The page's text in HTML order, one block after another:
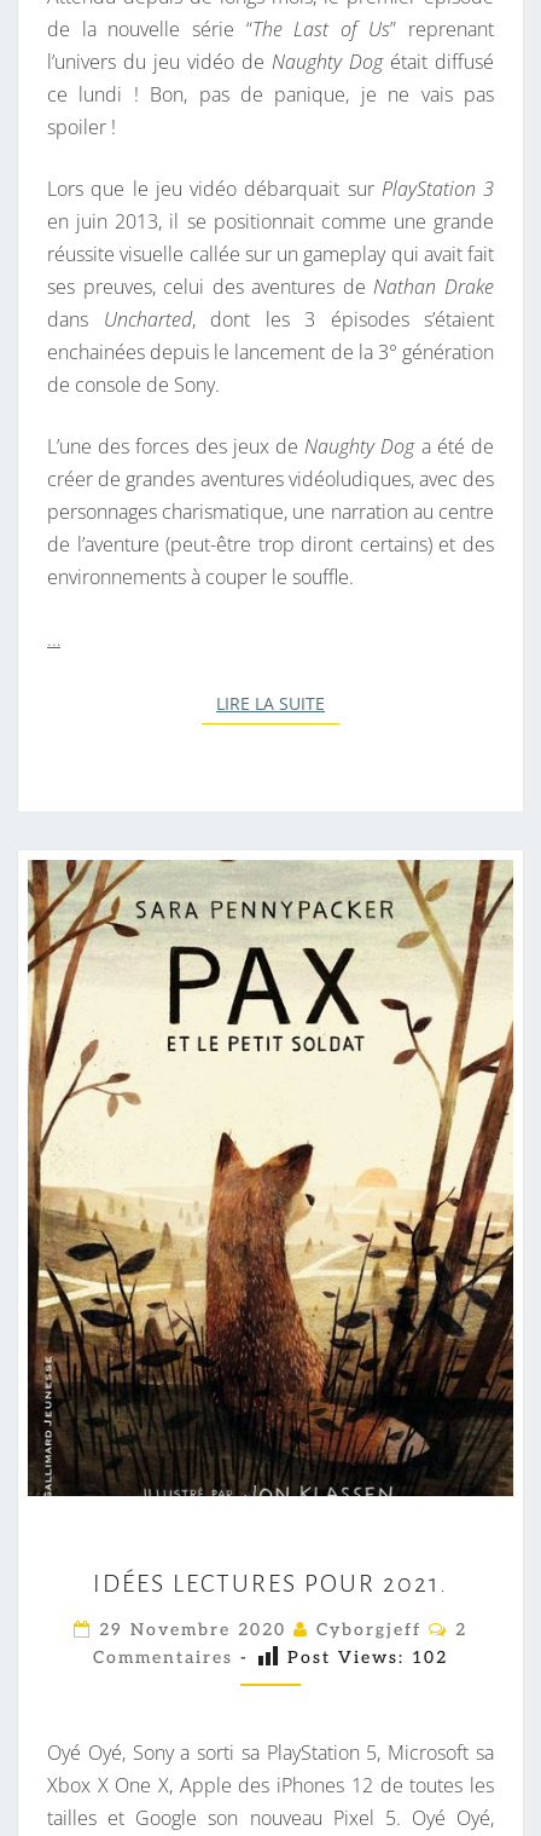
F
U
S
A
P
E
T
I
T
N
T
R
O
Q
H
G
E
O
U
T
.
I
R
E
S
de la nouvelle série “The Last of Us” reprenant
l’univers du jeu vidéo de Naughty Dogétait diffusé
ce lundi ! Bon, pas de panique, je ne vais pas
spoiler !
Lors que le jeu vidéo débarquait sur PlayStation 3
en juin 2013, il se positionnait comme une grande
réussite visuelle callée sur un gameplay qui avait fait
ses preuves, celui des aventures deNathan Drake
dans Uncharted, dont les 3 épisodes s’étaient
enchainées depuis le lancement de la 3° génération
de console de Sony.
L’une des forces des jeux deNaughty Doga été de
créer de grandes aventures vidéoludiques, avec des
personnages charismatique, une narration au centre
de l’aventure (peut-être trop diront certains) et des
environnements à couper le souffle.
…
LIRE LA SUITE
D
É
S
E
C
T
IDÉES LECTURES POUR 2021.
29 Novembre 2020 Cyborgjeff
C
A
I
R
E
2
Commentaires - Post Views: 102
Oyé Oyé, Sony a sorti sa PlayStation 5, Microsoft sa
Xbox X One X, Apple des iPhones 12 de toutes les
tailles et Google son nouveau Pixel 5. Oyé Oyé,